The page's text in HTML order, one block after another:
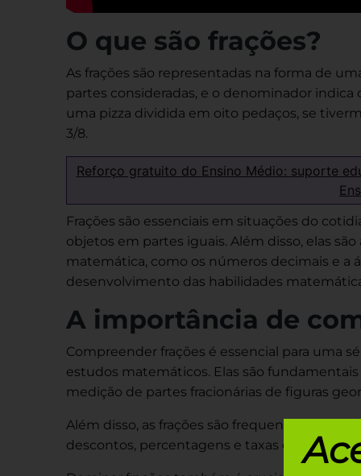
O que são frações?
As frações são representadas na forma de
partes consideradas, e o denominador
uma pizza dividida em oito pedaços, se
3/8.
Reforço gratuito do Ensino Médio: suporte
Frações são essenciais em situações do
objetos em partes iguais. Além disso, elas
matemática, como os números decimais e a
desenvolvimento das habilidades
A importância de
Compreender frações é essencial para uma
estudos matemáticos. Elas são
medição de partes fracionárias de figuras
Além disso, as frações são frequentemente
descontos, percentagens e taxas de juros.